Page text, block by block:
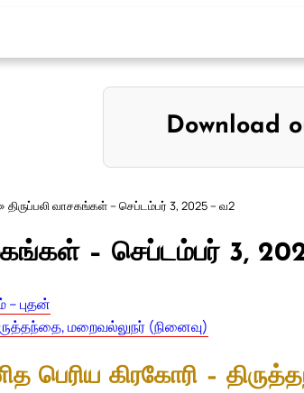
Download
» திருப்பலி வாசகங்கள் – செப்டம்பர் 3, 2025 – வ2
– செப்டம்பர் 3,
புதன்
மறைவல்லுநர் (நினைவு)
பெரிய கிரகோரி –